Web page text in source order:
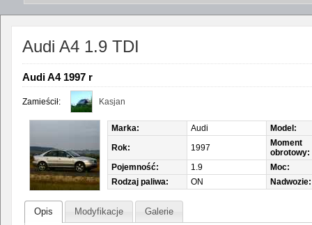
Audi A4 1.9 TDI
Audi A4 1997 r
Zamieścił: Kasjan
Marka: Audi
Model:
Rok:
1997
Moment
obrotowy:
Pojemność:
1.9
Moc:
Rodzaj paliwa:
ON Nadwozie:
Opis Modyfikacje Galerie